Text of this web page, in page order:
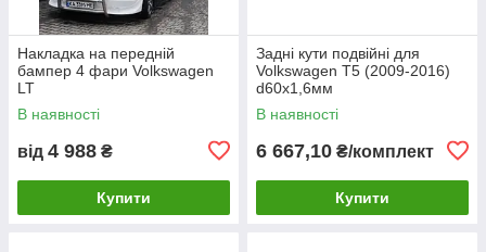
Накладка на передній
бампер 4 фари Volkswagen
LT
В наявності
від 4 988 ₴
Купити
Задні кути подвійні для
Volkswagen T5 (2009-2016)
d60х1,6мм
В наявності
6 667,10 ₴/комплект
Купити